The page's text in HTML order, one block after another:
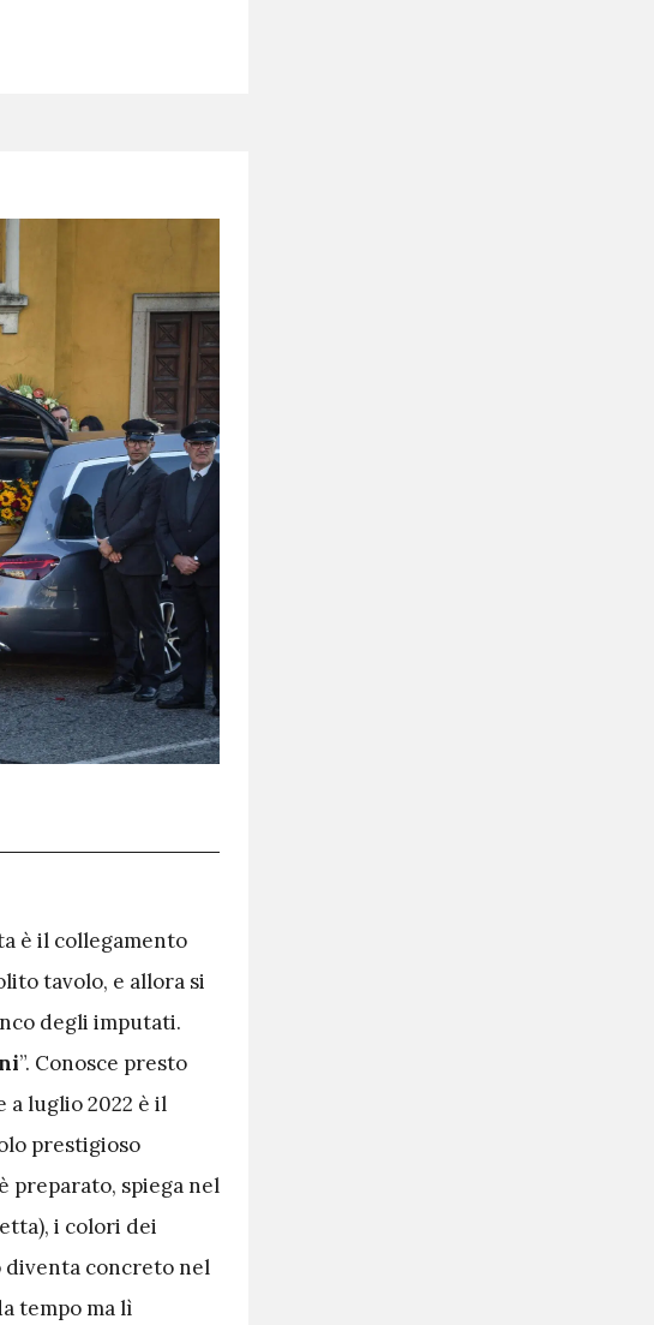
è il collegamento
tavolo, e allora si
degli imputati.
”. Conosce presto
a luglio 2022 è il
prestigioso
preparato, spiega nel
i colori dei
concreto nel
tempo ma lì